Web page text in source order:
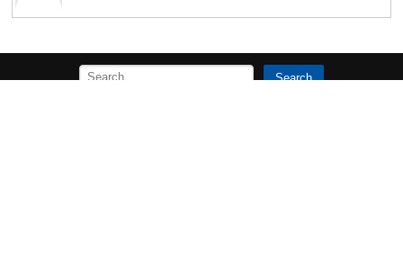
Search